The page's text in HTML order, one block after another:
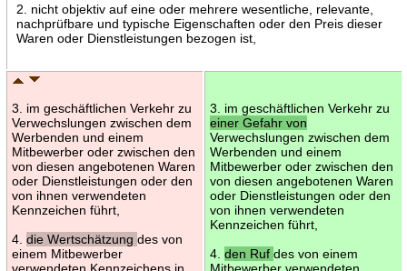
2. nicht objektiv auf eine oder mehrere wesentliche, relevante,
nachprüfbare und typische Eigenschaften oder den Preis dieser
Waren oder Dienstleistungen bezogen ist,
3. im geschäftlichen Verkehr zu
Verwechslungen zwischen dem
Werbenden und einem
Mitbewerber oder zwischen den
von diesen angebotenen Waren
oder Dienstleistungen oder den
von ihnen verwendeten
Kennzeichen führt,
4. die Wertschätzung des von
einem Mitbewerber
verwendeten Kennzeichens in
3. im geschäftlichen Verkehr zu
einer Gefahr von
Verwechslungen zwischen dem
Werbenden und einem
Mitbewerber oder zwischen den
von diesen angebotenen Waren
oder Dienstleistungen oder den
von ihnen verwendeten
Kennzeichen führt,
4. den Ruf des von einem
Mitbewerber verwendeten